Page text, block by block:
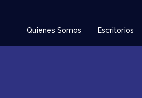
Quienes Somos Escritorios